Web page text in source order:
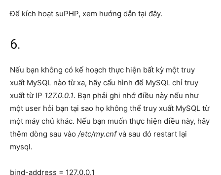
Để kích hoạt suPHP, xem hướng dẫn tại đây.
6.
Nếu bạn không có kế hoạch thực hiện bất kỳ một truy
xuất MySQL nào từ xa, hãy cấu hình để MySQL chỉ truy
xuất từ IP 127.0.0.1. Bạn phải ghi nhớ điều này nếu như
một user hỏi bạn tại sao họ không thể truy xuất MySQL từ
một máy chủ khác. Nếu bạn muốn thực hiện điều này, hãy
thêm dòng sau vào /etc/my.cnfvà sau đó restart lại
mysql.
bind-address = 127.0.0.1